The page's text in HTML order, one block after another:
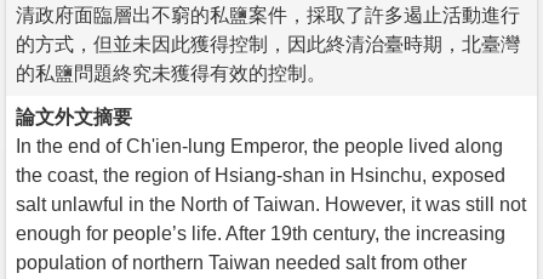
清政府面臨層出不窮的私鹽案件，採取了許多遏止活動進行
的方式，但並未因此獲得控制，因此終清治臺時期，北臺灣
的私鹽問題終究未獲得有效的控制。
論文外文摘要
In the end of Ch'ien-lung Emperor, the people lived along
the coast, the region of Hsiang-shan in Hsinchu, exposed
salt unlawful in the North of Taiwan. However, it was still not
enough for people’s life. After 19th century, the increasing
population of northern Taiwan needed salt from other